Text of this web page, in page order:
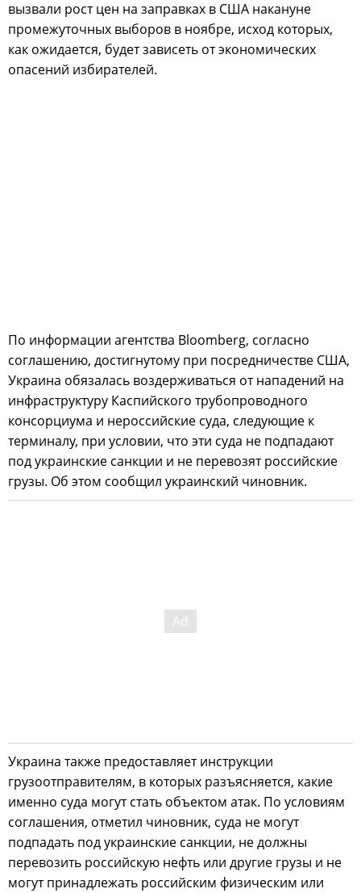
вызвали рост цен на заправках в США накануне
промежуточных выборов в ноябре, исход которых,
как ожидается, будет зависеть от экономических
опасений избирателей.
По информации агентства Bloomberg, согласно
соглашению, достигнутому при посредничестве США,
Украина обязалась воздерживаться от нападений на
инфраструктуру Каспийского трубопроводного
консорциума и нероссийские суда, следующие к
терминалу, при условии, что эти суда не подпадают
под украинские санкции и не перевозят российские
грузы. Об этом сообщил украинский чиновник.
Украина также предоставляет инструкции
грузоотправителям, в которых разъясняется, какие
именно суда могут стать объектом атак. По условиям
соглашения, отметил чиновник, суда не могут
подпадать под украинские санкции, не должны
перевозить российскую нефть или другие грузы и не
могут принадлежать российским физическим или